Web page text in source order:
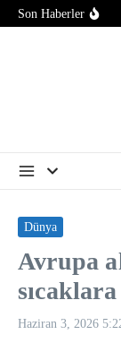
İçeriğe atla
Son Haberler
Dünya
Avrupa
sıcaklara
Haziran 3, 2026